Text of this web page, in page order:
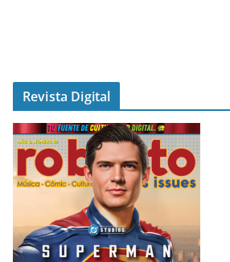
Revista Digital